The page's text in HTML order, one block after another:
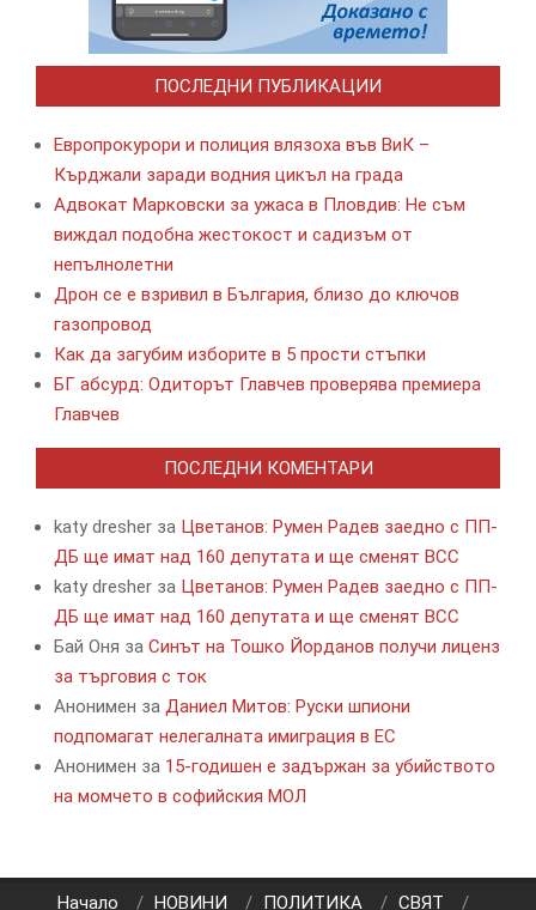
ПОСЛЕДНИ ПУБЛИКАЦИИ
Европрокурори и полиция влязоха във ВиК –
Кърджали заради водния цикъл на града
Адвокат Марковски за ужаса в Пловдив: Не съм
виждал подобна жестокост и садизъм от
непълнолетни
Дрон се е взривил в България, близо до ключов
газопровод
Как да загубим изборите в 5 прости стъпки
БГ абсурд: Одиторът Главчев проверява премиера
Главчев
ПОСЛЕДНИ КОМЕНТАРИ
katy dresher за Цветанов: Румен Радев заедно с ПП-
ДБ ще имат над 160 депутата и ще сменят ВСС
katy dresher за Цветанов: Румен Радев заедно с ПП-
ДБ ще имат над 160 депутата и ще сменят ВСС
Бай Оня за Синът на Тошко Йорданов получи лиценз
за търговия с ток
Анонимен за Даниел Митов: Руски шпиони
подпомагат нелегалната имиграция в ЕС
Анонимен за 15-годишен е задържан за убийството
на момчето в софийския МОЛ
Начало НОВИНИ ПОЛИТИКА СВЯТ